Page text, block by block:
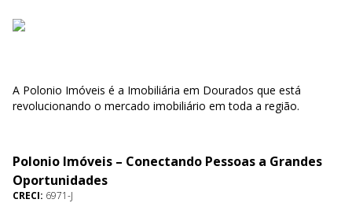
A Polonio Imóveis é a Imobiliária em Dourados que está
revolucionando o mercado imobiliário em toda a região.
Polonio Imóveis – Conectando Pessoas a Grandes
Oportunidades
CRECI: 6971-J